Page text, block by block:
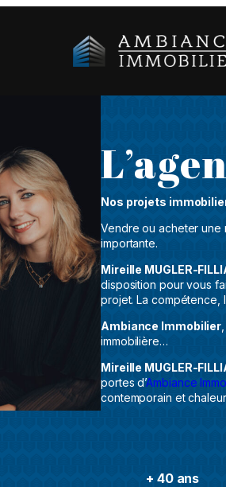
Nos projets
Vendre ou acheter une
importante.
Mireille MUGLER-
disposition pour vous
projet. La compétence,
Ambiance Immobilier
immobilière…
Mireille MUGLER-
portes d’Ambiance
contemporain et
+ 40 ans